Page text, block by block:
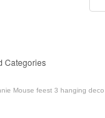
Categories
Mouse feest 3 hanging